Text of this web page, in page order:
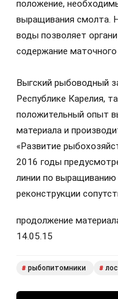
положение,
выращивания смолта.
воды позволяет
содержание
Выгский рыбоводный
Республике Карелия,
положительный опыт
материала и
«Развитие
2016 годы
линии по выращиванию
реконструкции
продолжение
14.05.15
# рыбопитомники #